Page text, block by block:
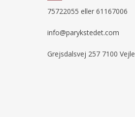
75722055 eller 61167006
info@parykstedet.com
Grejsdalsvej 257 7100 Vejle